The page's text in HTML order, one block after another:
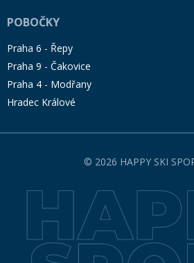
POBOČKY
Praha 6 - Řepy
Praha 9 - Čakovice
Praha 4 - Modřany
Hradec Králové
© 2026 HAPPY SKI